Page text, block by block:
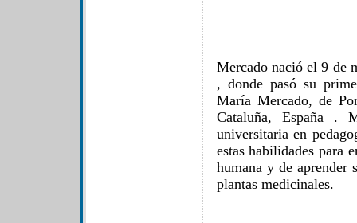
Mercado nació el 9 de
, donde pasó su
María Mercado, de
Cataluña, España .
universitaria en
estas habilidades para
humana y de aprender
plantas medicinales.